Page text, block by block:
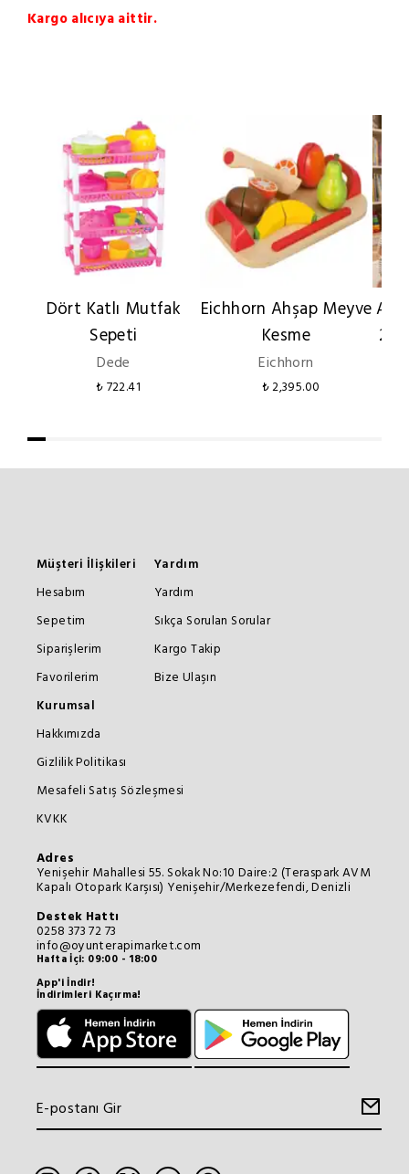
Kargo alıcıya aittir.
Dört Katlı Mutfak
Sepeti
Dede
₺ 722.41
Eichhorn Ahşap Meyve
Kesme
Eichhorn
₺ 2,395.00
24
Müşteri İlişkileri
Hesabım
Sepetim
Siparişlerim
Favorilerim
Yardım
Yardım
Sıkça Sorulan Sorular
Kargo Takip
Bize Ulaşın
Kurumsal
Hakkımızda
Gizlilik Politikası
Mesafeli Satış Sözleşmesi
KVKK
Adres
Yenişehir Mahallesi 55. Sokak No:10 Daire:2 (Teraspark AVM
Kapalı Otopark Karşısı) Yenişehir/Merkezefendi, Denizli
Destek Hattı
0258 373 72 73
info@oyunterapimarket.com
Hafta İçi: 09:00 - 18:00
App'i İndir!
İndirimleri Kaçırma!